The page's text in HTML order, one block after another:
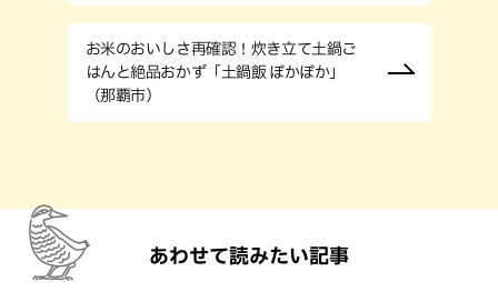
お米のおいしさ再確認！炊き立て土鍋ご
はんと絶品おかず「土鍋飯 ぽかぽか」
（那覇市）
あわせて読みたい記事